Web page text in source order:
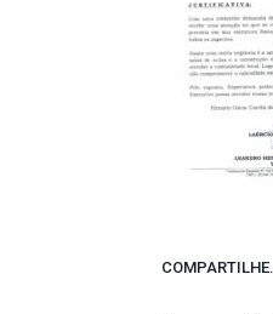
COMPARTILHE.